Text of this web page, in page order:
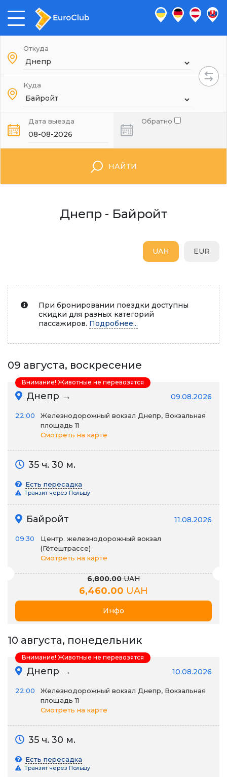
Откуда
Куда
Дата выезда Обратно
НАЙТИ
Днепр - Байройт
EUR
UAH
При бронировании поездки доступны
скидки для разных категорий
пассажиров. Подробнее...
09 августа, воскресение
Днепр → 09.08.2026
22:00
Железнодорожный вокзал Днепр, Вокзальная
площадь 11
Смотреть на карте
35 ч. 30 м.
Есть пересадка
Транзит через Польшу
Байройт 11.08.2026
09:30
Центр. железнодорожный вокзал
(Гётештрассе)
Смотреть на карте
6,800.00UAH
6,460.00 UAH
Инфо
Внимание! Животные не перевозятся
10 августа, понедельник
Днепр → 10.08.2026
22:00
Железнодорожный вокзал Днепр, Вокзальная
площадь 11
Смотреть на карте
35 ч. 30 м.
Есть пересадка
Транзит через Польшу
Внимание! Животные не перевозятся